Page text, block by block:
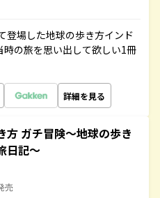
登場した地球の歩き方インド
の旅を思い出して欲しい1冊
詳細を見る
方 ガチ冒険～地球の歩き
日記～
売